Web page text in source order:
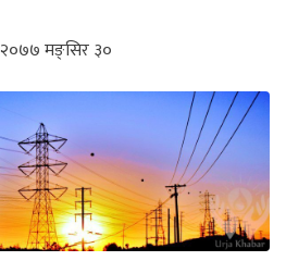
२०७७ मङ्सिर ३०